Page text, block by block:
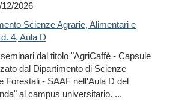
2026
Scienze Agrarie, Alimentari e
4, Aula D
dal titolo "AgriCaffè - Capsule
dal Dipartimento di Scienze
Forestali - SAAF nell'Aula D del
al campus universitario. ...